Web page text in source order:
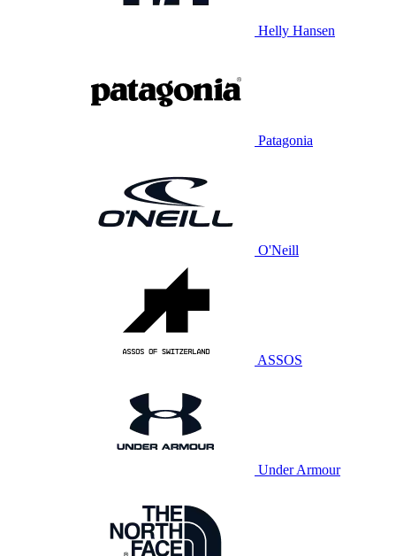
Helly Hansen
Patagonia
O'Neill
ASSOS
Under Armour